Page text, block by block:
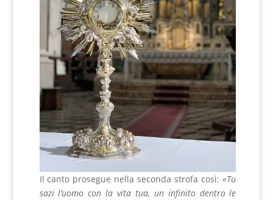
Il canto prosegue nella seconda strofa così:«Tu
sazi l’uomo con la vita tua, un infinito dentro le